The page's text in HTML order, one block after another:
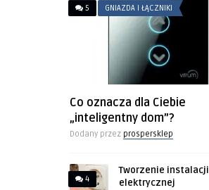
5 GNIAZDA I ŁĄCZNIKI
Co oznacza dla Ciebie
„inteligentny dom”?
Dodany przez prospersklep
4
Tworzenie instalacji
elektrycznej